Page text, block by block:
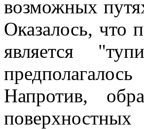
возможных
Оказалось, что
является
Напротив,